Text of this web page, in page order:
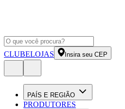
CLUBELOJAS Insira seu CEP
PAÍS E REGIÃO
PRODUTORES